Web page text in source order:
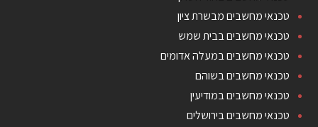
טכנאי מחשבים מבשרת ציון
טכנאי מחשבים בבית שמש
טכנאי מחשבים במעלה אדומים
טכנאי מחשבים בשוהם
טכנאי מחשבים במודיעין
טכנאי מחשבים בירושלים